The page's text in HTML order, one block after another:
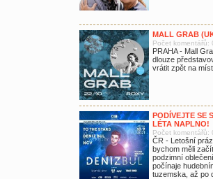
MALL GRAB
Počet komentářů:
PRAHA - Mall
dlouze
vrátit zpět na
PODÍVEJTE SE
LÉTA NAPLNO!
Počet komentářů:
ČR - Letošní
bychom měli
podzimní
počínaje
tuzemska, až po